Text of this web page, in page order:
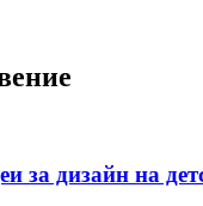
за дизайн на